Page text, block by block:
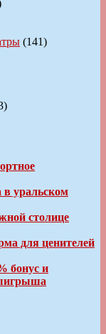
(141)
в уральском
столице
для ценителей
бонус и